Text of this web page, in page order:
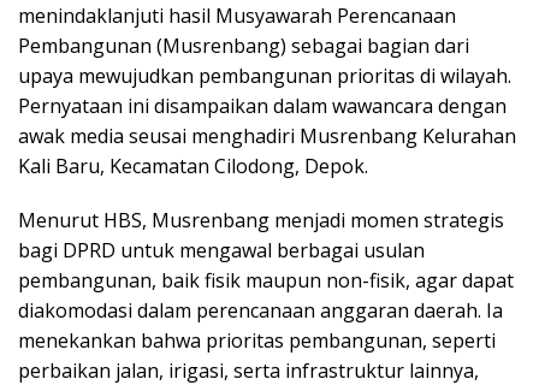
menindaklanjuti hasil Musyawarah Perencanaan
Pembangunan (Musrenbang) sebagai bagian dari
upaya mewujudkan pembangunan prioritas di wilayah.
Pernyataan ini disampaikan dalam wawancara dengan
awak media seusai menghadiri Musrenbang Kelurahan
Kali Baru, Kecamatan Cilodong, Depok.
Menurut HBS, Musrenbang menjadi momen strategis
bagi DPRD untuk mengawal berbagai usulan
pembangunan, baik fisik maupun non-fisik, agar dapat
diakomodasi dalam perencanaan anggaran daerah. Ia
menekankan bahwa prioritas pembangunan, seperti
perbaikan jalan, irigasi, serta infrastruktur lainnya,